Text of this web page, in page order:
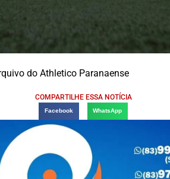
do Athletico Paranaense
COMPARTILHE ESSA NOTÍCIA
Facebook WhatsApp